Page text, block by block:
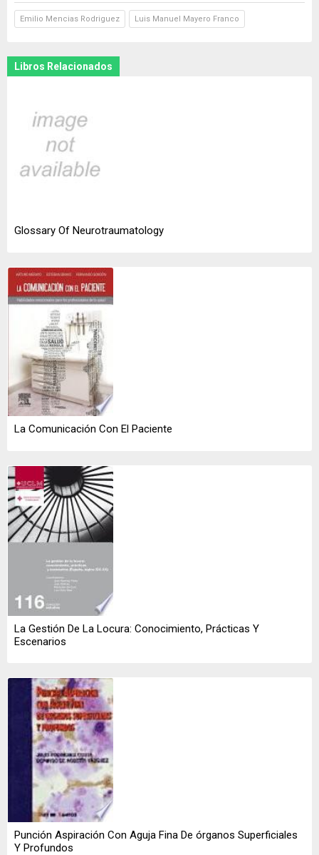
Emilio Mencias Rodriguez Luis Manuel Mayero Franco
Libros Relacionados
Glossary Of Neurotraumatology
La Comunicación Con El Paciente
La Gestión De La Locura: Conocimiento, Prácticas Y
Escenarios
Punción Aspiración Con Aguja Fina De órganos Superficiales
Y Profundos